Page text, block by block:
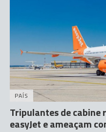
PAÍS
Tripulantes de
easyJet e ameaçam